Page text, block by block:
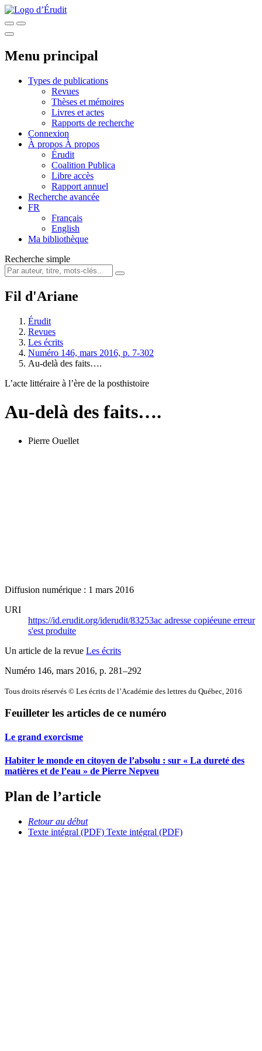
Menu principal
Types de publications
Revues
Thèses et mémoires
Livres et actes
Rapports de recherche
Connexion
À propos À propos
Érudit
Coalition Publica
Libre accès
Rapport annuel
Recherche avancée
FR
Français
English
Ma bibliothèque
Recherche simple
Fil d'Ariane
Érudit
Revues
Les écrits
Numéro 146, mars 2016, p. 7-302
Au-delà des faits….
L’acte littéraire à l’ère de la posthistoire
Au-delà des faits….
Pierre Ouellet
Diffusion numérique : 1 mars 2016
URI
https://id.erudit.org/iderudit/83253ac adresse copiéeune erreur
s'est produite
Un article de la revue Les écrits
Numéro 146, mars 2016, p. 281–292
Tous droits réservés © Les écrits de l’Académie des lettres du Québec, 2016
Feuilleter les articles de ce numéro
Le grand exorcisme
Habiter le monde en citoyen de l’absolu : sur « La dureté des
matières et de l’eau » de Pierre Nepveu
Plan de l’article
Retour au début
Texte intégral (PDF) Texte intégral (PDF)